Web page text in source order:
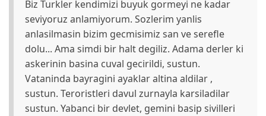
Biz Turkler kendimizi buyuk gormeyi ne kadar
seviyoruz anlamiyorum. Sozlerim yanlis
anlasilmasin bizim gecmisimiz san ve serefle
dolu... Ama simdi bir halt degiliz. Adama derler ki
askerinin basina cuval gecirildi, sustun.
Vataninda bayragini ayaklar altina aldilar ,
sustun. Teroristleri davul zurnayla karsiladilar
sustun. Yabanci bir devlet, gemini basip sivilleri